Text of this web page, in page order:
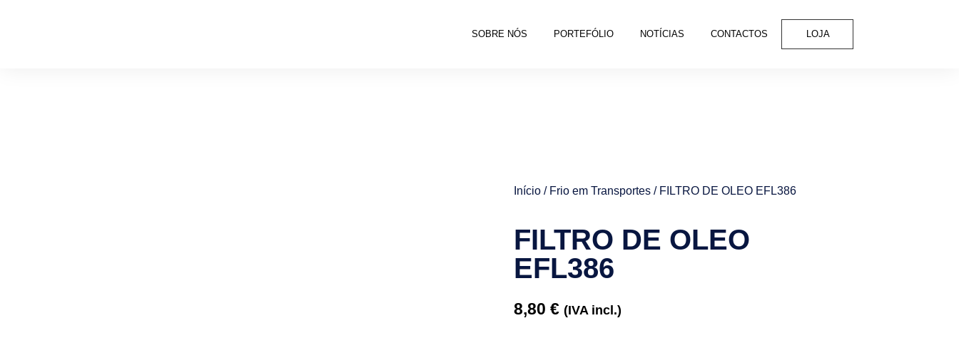
SOBRE NÓS PORTEFÓLIO NOTÍCIAS CONTACTOS LOJA
Início / Frio em Transportes / FILTRO DE OLEO EFL386
FILTRO DE OLEO
EFL386
8,80 € (IVA incl.)